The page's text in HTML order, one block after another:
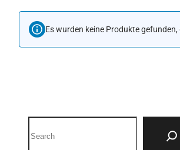
Es wurden keine Produkte